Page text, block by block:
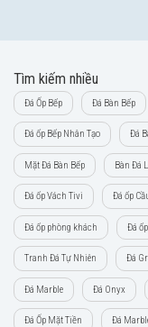
Tìm kiếm nhiều
Đá Ốp Bếp Đá Bàn Bếp
Đá ốp Bếp Nhân Tạo Đá
Mặt Đá Bàn Bếp Bàn Đá
Đá ốp Vách Tivi Đá ốp
Đá ốp phòng khách Đá
Tranh Đá Tự Nhiên Đá
Đá Marble Đá Onyx
Đá Ốp Mặt Tiền Đá